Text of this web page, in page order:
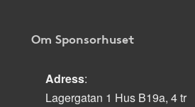
Om Sponsorhuset
Adress:
Lagergatan 1 Hus B19a, 4 tr